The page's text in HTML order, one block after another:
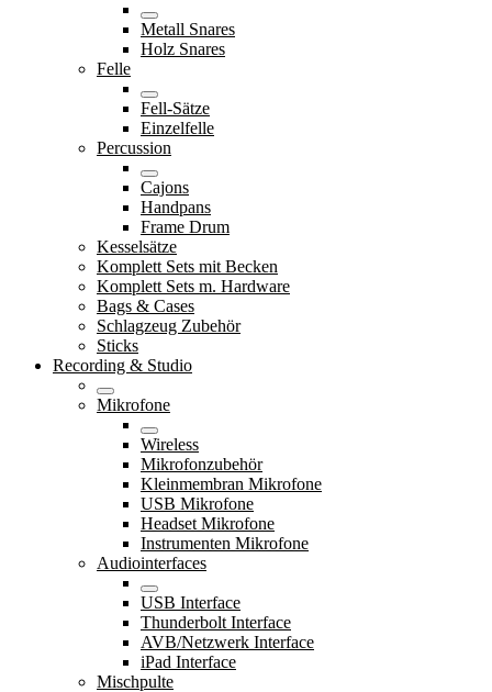
Metall Snares
Holz Snares
Felle
Fell-Sätze
Einzelfelle
Percussion
Cajons
Handpans
Frame Drum
Kesselsätze
Komplett Sets mit Becken
Komplett Sets m. Hardware
Bags & Cases
Schlagzeug Zubehör
Sticks
Recording & Studio
Mikrofone
Wireless
Mikrofonzubehör
Kleinmembran Mikrofone
USB Mikrofone
Headset Mikrofone
Instrumenten Mikrofone
Audiointerfaces
USB Interface
Thunderbolt Interface
AVB/Netzwerk Interface
iPad Interface
Mischpulte